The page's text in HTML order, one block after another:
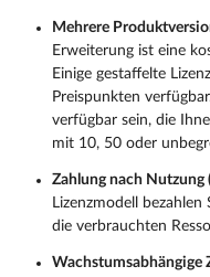
Mehrere
Erweiterung ist eine
Einige gestaffelte
Preispunkten
verfügbar sein, die
mit 10, 50 oder
Zahlung nach Nutzung
Lizenzmodell
die verbrauchten
Wachstumsabhängige